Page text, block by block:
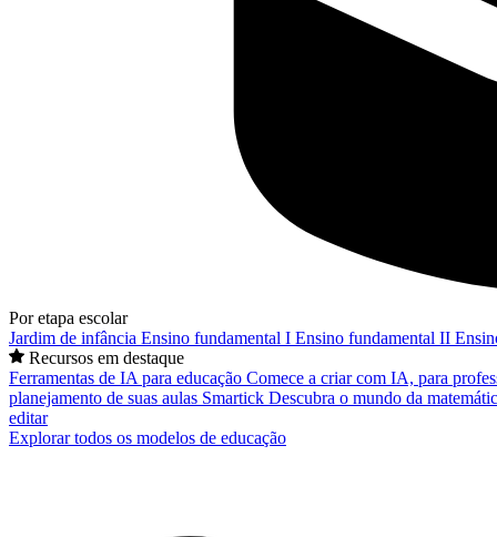
Por etapa escolar
Jardim de infância Ensino fundamental I Ensino fundamental II
Recursos em destaque
Ferramentas de IA para educação Comece a criar com IA, para
planejamento de suas aulas Smartick Descubra o mundo da
editar
Explorar todos os modelos de educação